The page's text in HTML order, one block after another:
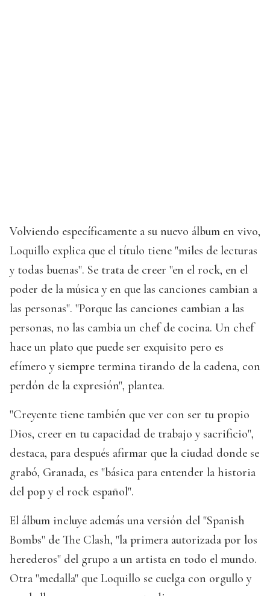
Volviendo específicamente a su nuevo álbum en vivo,
Loquillo explica que el título tiene "miles de lecturas
y todas buenas". Se trata de creer "en el rock, en el
poder de la música y en que las canciones cambian a
las personas". "Porque las canciones cambian a las
personas, no las cambia un chef de cocina. Un chef
hace un plato que puede ser exquisito pero es
efímero y siempre termina tirando de la cadena, con
perdón de la expresión", plantea.
"Creyente tiene también que ver con ser tu propio
Dios, creer en tu capacidad de trabajo y sacrificio",
destaca, para después afirmar que la ciudad donde se
grabó, Granada, es "básica para entender la historia
del pop y el rock español".
El álbum incluye además una versión del "Spanish
Bombs" de The Clash, "la primera autorizada por los
herederos" del grupo a un artista en todo el mundo.
Otra "medalla" que Loquillo se cuelga con orgullo y